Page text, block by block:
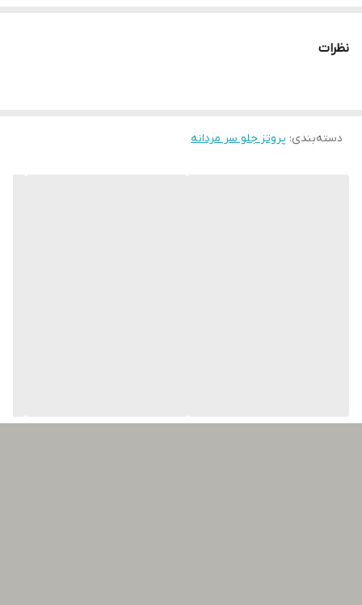
نظرات
دسته‌بندی: پروتز جلو سر مردانه